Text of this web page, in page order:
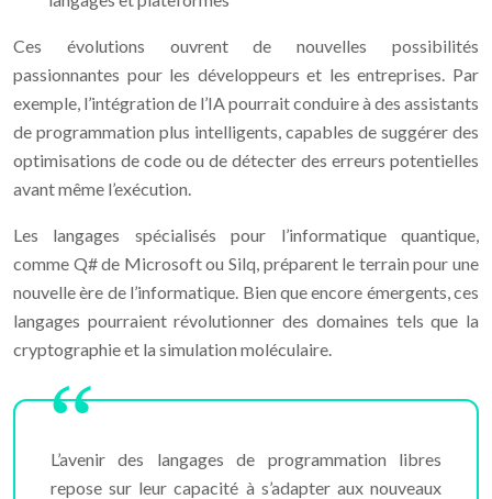
Ces évolutions ouvrent de nouvelles possibilités
passionnantes pour les développeurs et les entreprises. Par
exemple, l’intégration de l’IA pourrait conduire à des assistants
de programmation plus intelligents, capables de suggérer des
optimisations de code ou de détecter des erreurs potentielles
avant même l’exécution.
Les langages spécialisés pour l’informatique quantique,
comme Q# de Microsoft ou Silq, préparent le terrain pour une
nouvelle ère de l’informatique. Bien que encore émergents, ces
langages pourraient révolutionner des domaines tels que la
cryptographie et la simulation moléculaire.
L’avenir des langages de programmation libres
repose sur leur capacité à s’adapter aux nouveaux